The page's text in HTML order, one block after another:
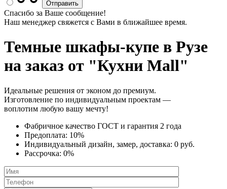
Спасибо за Ваше сообщение!
Наш менеджер свяжется с Вами в ближайшее время.
Темные шкафы-купе в Рузе
на заказ от "Кухни Mall"
Идеальные решения от эконом до премиум.
Изготовление по индивидуальным проектам —
воплотим любую вашу мечту!
Фабричное качество ГОСТ и гарантия 2 года
Предоплата: 10%
Индивидуальный дизайн, замер, доставка: 0 руб.
Рассрочка: 0%